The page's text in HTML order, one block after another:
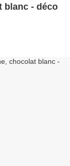
blanc - déco